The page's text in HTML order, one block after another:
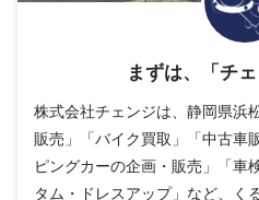
まずは、「チェ
株式会社チェンジは、静岡県浜
販売」「バイク買取」「中古車
ピングカーの企画・販売」「車
タム・ドレスアップ」など、く